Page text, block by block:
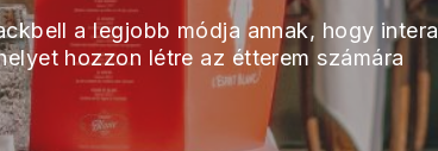
a legjobb módja annak, hogy
hozzon létre az étterem számára